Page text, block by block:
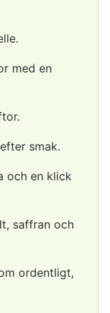
med en
smak.
och en klick
saffran och
ordentligt,